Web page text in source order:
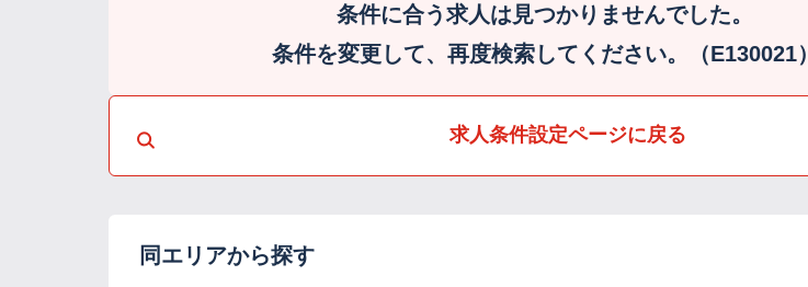
条件に合う求人は見つかりませんでした。
条件を変更して、再度検索してください。（E130021）
求人条件設定ページに戻る
同エリアから探す